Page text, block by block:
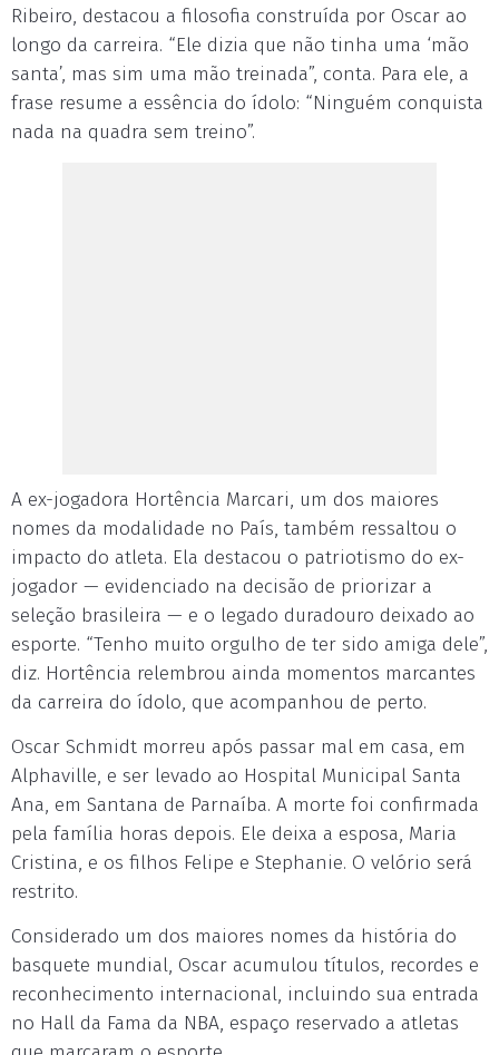
Ribeiro, destacou a filosofia construída por Oscar ao
longo da carreira. “Ele dizia que não tinha uma ‘mão
santa’, mas sim uma mão treinada”, conta. Para ele, a
frase resume a essência do ídolo: “Ninguém conquista
nada na quadra sem treino”.
A ex-jogadora Hortência Marcari, um dos maiores
nomes da modalidade no País, também ressaltou o
impacto do atleta. Ela destacou o patriotismo do ex-
jogador — evidenciado na decisão de priorizar a
seleção brasileira — e o legado duradouro deixado ao
esporte. “Tenho muito orgulho de ter sido amiga dele”,
diz. Hortência relembrou ainda momentos marcantes
da carreira do ídolo, que acompanhou de perto.
Oscar Schmidt morreu após passar mal em casa, em
Alphaville, e ser levado ao Hospital Municipal Santa
Ana, em Santana de Parnaíba. A morte foi confirmada
pela família horas depois. Ele deixa a esposa, Maria
Cristina, e os filhos Felipe e Stephanie. O velório será
restrito.
Considerado um dos maiores nomes da história do
basquete mundial, Oscar acumulou títulos, recordes e
reconhecimento internacional, incluindo sua entrada
no Hall da Fama da NBA, espaço reservado a atletas